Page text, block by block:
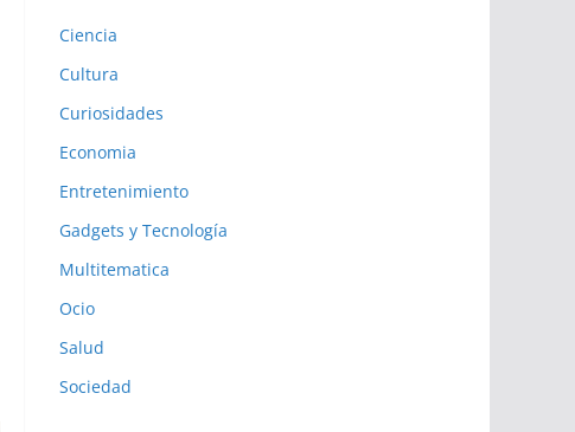
Ciencia
Cultura
Curiosidades
Economia
Entretenimiento
Gadgets y Tecnología
Multitematica
Ocio
Salud
Sociedad